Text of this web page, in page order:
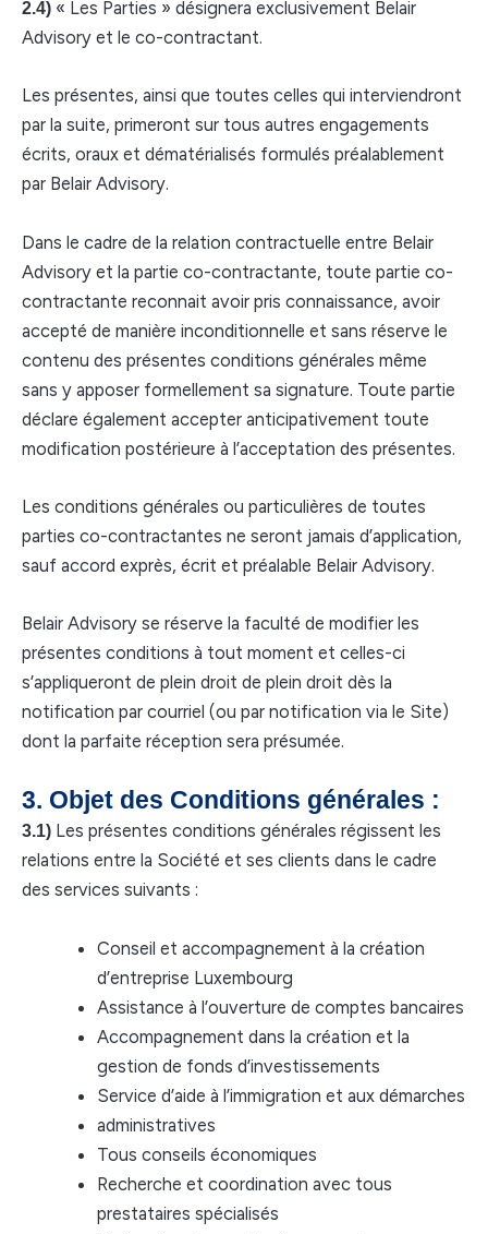
2.4) « Les Parties » désignera exclusivement Belair
Advisory et le co-contractant.
Les présentes, ainsi que toutes celles qui interviendront
par la suite, primeront sur tous autres engagements
écrits, oraux et dématérialisés formulés préalablement
par Belair Advisory.
Dans le cadre de la relation contractuelle entre Belair
Advisory et la partie co-contractante, toute partie co-
contractante reconnait avoir pris connaissance, avoir
accepté de manière inconditionnelle et sans réserve le
contenu des présentes conditions générales même
sans y apposer formellement sa signature. Toute partie
déclare également accepter anticipativement toute
modification postérieure à l’acceptation des présentes.
Les conditions générales ou particulières de toutes
parties co-contractantes ne seront jamais d’application,
sauf accord exprès, écrit et préalable Belair Advisory.
Belair Advisory se réserve la faculté de modifier les
présentes conditions à tout moment et celles-ci
s’appliqueront de plein droit de plein droit dès la
notification par courriel (ou par notification via le Site)
dont la parfaite réception sera présumée.
3. Objet des Conditions générales :
3.1) Les présentes conditions générales régissent les
relations entre la Société et ses clients dans le cadre
des services suivants :
Conseil et accompagnement à la création
d’entreprise Luxembourg
Assistance à l’ouverture de comptes bancaires
Accompagnement dans la création et la
gestion de fonds d’investissements
Service d’aide à l’immigration et aux démarches
administratives
Tous conseils économiques
Recherche et coordination avec tous
prestataires spécialisés